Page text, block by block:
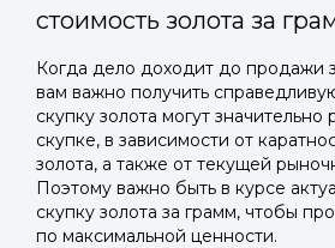
стоимость золота за
Когда дело доходит до продажи
вам важно получить
скупку золота могут значительно
скупке, в зависимости от
золота, а также от текущей
Поэтому важно быть в курсе
скупку золота за грамм, чтобы
по максимальной ценности.